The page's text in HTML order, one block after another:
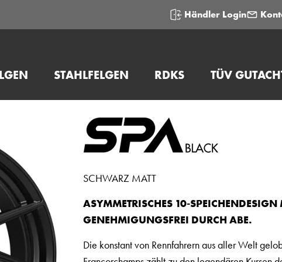
Händler Login
STAHLFELGEN RDKS TÜV
SCHWARZ MATT
ASYMMETRISCHES 10-
GENEHMIGUNGSFREI DURCH ABE.
Die konstant von Rennfahrern aus aller Welt